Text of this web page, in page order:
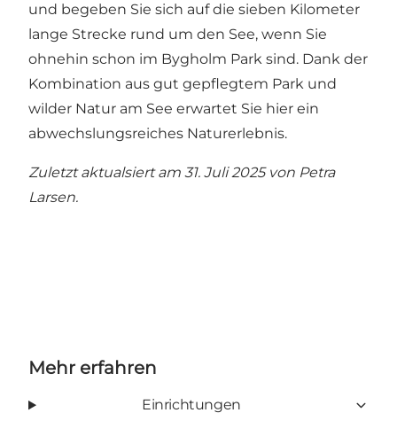
und begeben Sie sich auf die sieben Kilometer
lange Strecke rund um den See, wenn Sie
ohnehin schon im Bygholm Park sind. Dank der
Kombination aus gut gepflegtem Park und
wilder Natur am See erwartet Sie hier ein
abwechslungsreiches Naturerlebnis.
Zuletzt aktualsiert am 31. Juli 2025 von Petra
Larsen.
Mehr erfahren
Einrichtungen